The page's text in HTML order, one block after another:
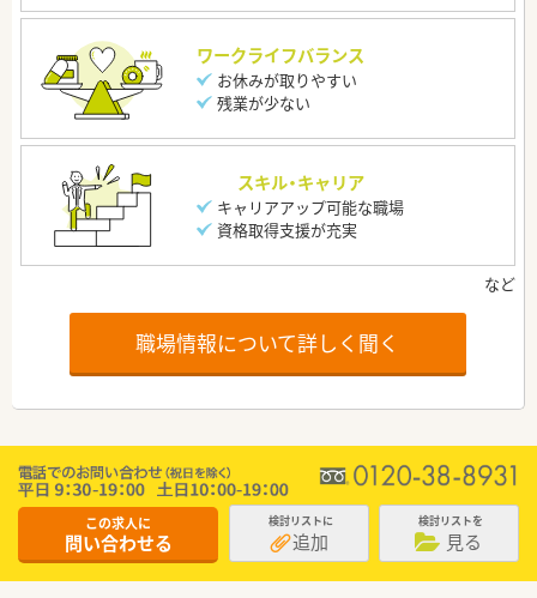
ワークライフバランス
お休みが取りやすい
残業が少ない
スキル・キャリア
キャリアアップ可能な職場
資格取得支援が充実
職場情報について詳しく聞く
この求人に
問い合わせる
検討リストに
追加
検討リストを
見る